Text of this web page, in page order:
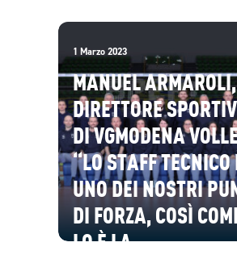
1 Marzo 2023
MANUEL ARMAROLI,
DIRETTORE
DI VGMODENA
“LO STAFF TECNICO
UNO DEI NOSTRI
DI FORZA, COSÌ
LO È LA